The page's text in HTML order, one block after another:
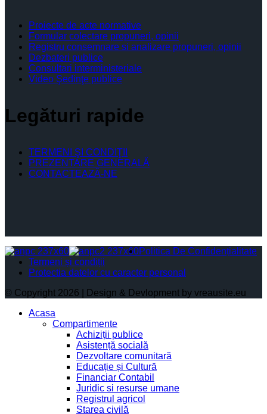
Proiecte de acte normative
Formular colectare propuneri, opinii
Registru consemnare si analizare propuneri, opinii
Dezbateri publice
Consultari interministeriale
Video Şedinţe publice
Legături rapide
TERMENI ŞI CONDIŢII
PREZENTARE GENERALĂ
CONTACTEAZĂ-NE
Politica De Confidențialitate
Termeni și condiții
Protectia datelor cu caracter personal
© Copyright 2026 | Design & Devlopment by vreausite.eu
Acasa
Compartimente
Achiziții publice
Asistență socială
Dezvoltare comunitară
Educație și Cultură
Financiar Contabil
Juridic si resurse umane
Registrul agricol
Starea civilă